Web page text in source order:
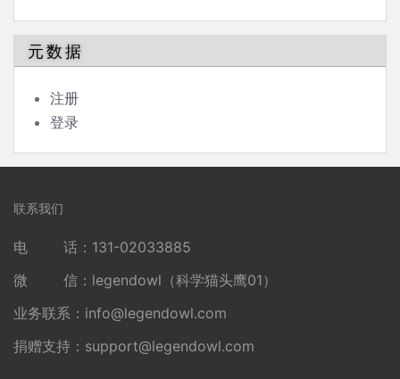
元数据
注册
登录
联系我们
电 话：131-02033885
微 信：legendowl（科学猫头鹰01）
业务联系： info@legendowl.com
捐赠支持： support@legendowl.com